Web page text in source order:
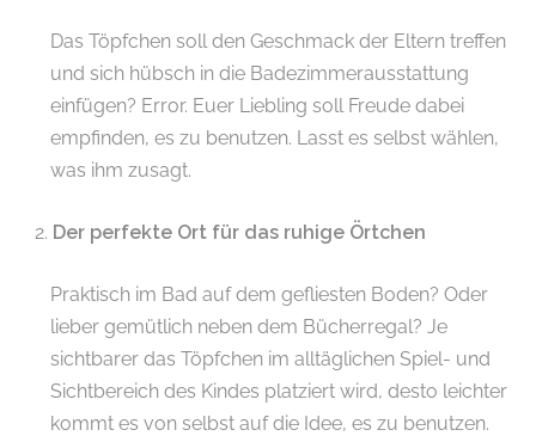
Das Töpfchen soll den Geschmack der Eltern treffen
und sich hübsch in die Badezimmerausstattung
einfügen? Error. Euer Liebling soll Freude dabei
empfinden, es zu benutzen. Lasst es selbst wählen,
was ihm zusagt.
Der perfekte Ort für das ruhige Örtchen
Praktisch im Bad auf dem gefliesten Boden? Oder
lieber gemütlich neben dem Bücherregal? Je
sichtbarer das Töpfchen im alltäglichen Spiel- und
Sichtbereich des Kindes platziert wird, desto leichter
kommt es von selbst auf die Idee, es zu benutzen.